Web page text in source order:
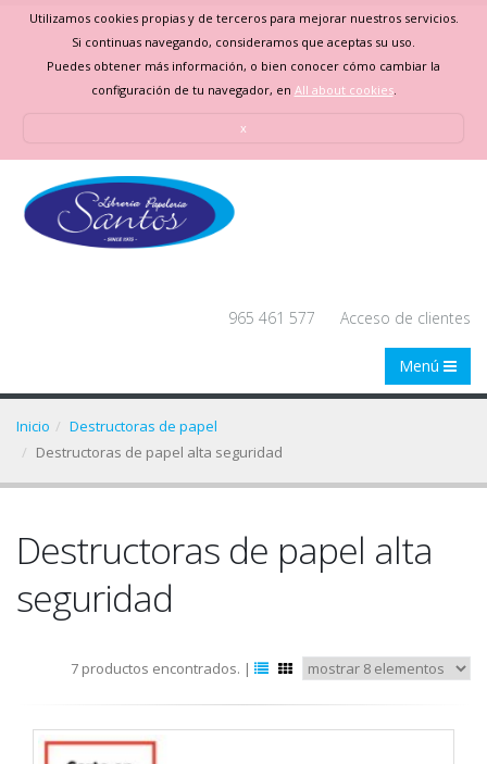
Utilizamos cookies propias y de terceros para mejorar nuestros servicios.
Si continuas navegando, consideramos que aceptas su uso.
Puedes obtener más información, o bien conocer cómo cambiar la
configuración de tu navegador, en All about cookies.
x
965 461 577 Acceso de clientes
Menú
Inicio
Destructoras de papel
Destructoras de papel alta seguridad
Destructoras de papel alta
seguridad
7 productos encontrados. |